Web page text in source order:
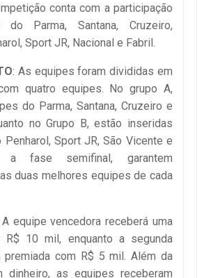
conta com a participação
Parma, Santana, Cruzeiro,
Sport JR, Nacional e Fabril.
: As equipes foram divididas em
quatro equipes. No grupo A,
do Parma, Santana, Cruzeiro e
no Grupo B, estão inseridas
Sport JR, São Vicente e
a fase semifinal, garantem
duas melhores equipes de cada
A equipe vencedora receberá uma
R$ 10 mil, enquanto a segunda
premiada com R$ 5 mil. Além da
dinheiro, as equipes receberam